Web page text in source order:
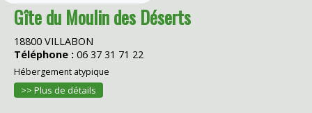
Gîte du Moulin des Déserts
18800 VILLABON
Téléphone : 06 37 31 71 22
Hébergement atypique
>> Plus de détails